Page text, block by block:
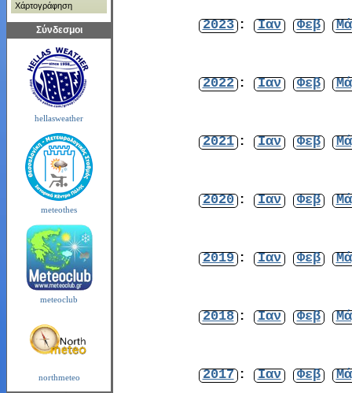
Χάρτoγράφηση
Σύνδεσμοι
hellasweather
meteothes
meteoclub
northmeteo
2023 : Ιαν Φεβ
2022 : Ιαν Φεβ
2021 : Ιαν Φεβ
2020 : Ιαν Φεβ
2019 : Ιαν Φεβ
2018 : Ιαν Φεβ
2017 : Ιαν Φεβ